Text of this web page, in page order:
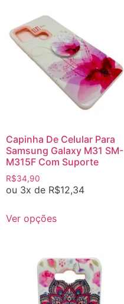
Capinha De Celular Para
Samsung Galaxy M31 SM-
M315F Com Suporte
R$34,90
ou 3x de R$12,34
Ver opções